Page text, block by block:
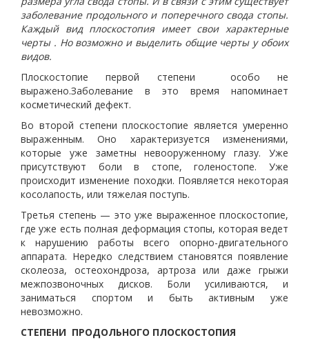
заболевание продольного и поперечного свода стопы.
Каждый вид плоскостопия имеет свои характерные
черты . Но возможно и выделить общие черты у обоих
видов.
Плоскостопие первой степени особо не
выражено.Заболевание в это время напоминает
косметический дефект.
Во второй степени плоскостопие является умеренно
выраженным. Оно характеризуется изменениями,
которые уже заметны невооруженному глазу. Уже
присутствуют боли в стопе, голеностопе. Уже
происходит изменение походки. Появляется некоторая
косолапость, или тяжелая поступь.
Третья степень — это уже выраженное плоскостопие,
где уже есть полная деформация стопы, которая ведет
к нарушению работы всего опорно-двигательного
аппарата. Нередко следствием становятся появление
сколеоза, остеохондроза, артроза или даже грыжи
межпозвоночных дисков. Боли усиливаются, и
заниматься спортом и быть активным уже
невозможно.
СТЕПЕНИ ПРОДОЛЬНОГО ПЛОСКОСТОПИЯ